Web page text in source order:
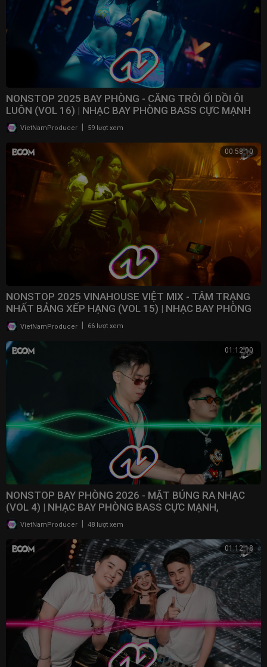
NONSTOP 2025 BAY PHÒNG - CĂNG TRÔI ỐI DỒI ÔI
LUÔN (VOL 16) | NHẠC BAY PHÒNG BASS CỰC MẠNH ​
VietNamProducer 59 lượt xem
00:58:10
NONSTOP 2025 VINAHOUSE VIỆT MIX - TÂM TRẠNG
NHẤT BẢNG XẾP HẠNG (VOL 15) | NHẠC BAY PHÒNG
2025VietNamProducer 66 lượt xem
01:12:00
NONSTOP BAY PHÒNG 2026 - MẶT BÚNG RA NHẠC
(VOL 4) | NHẠC BAY PHÒNG BASS CỰC MẠNH,
NONSTOP 2025
VietNamProducer 48 lượt xem
01:12:18